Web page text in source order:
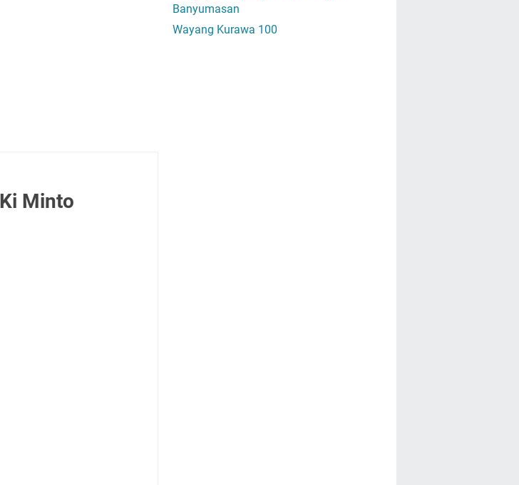
Minto
Banyumasan
Wayang Kurawa 100